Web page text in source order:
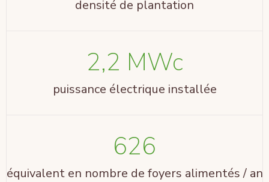
densité de plantation
2,2 MWc
puissance électrique installée
626
équivalent en nombre de foyers alimentés / an